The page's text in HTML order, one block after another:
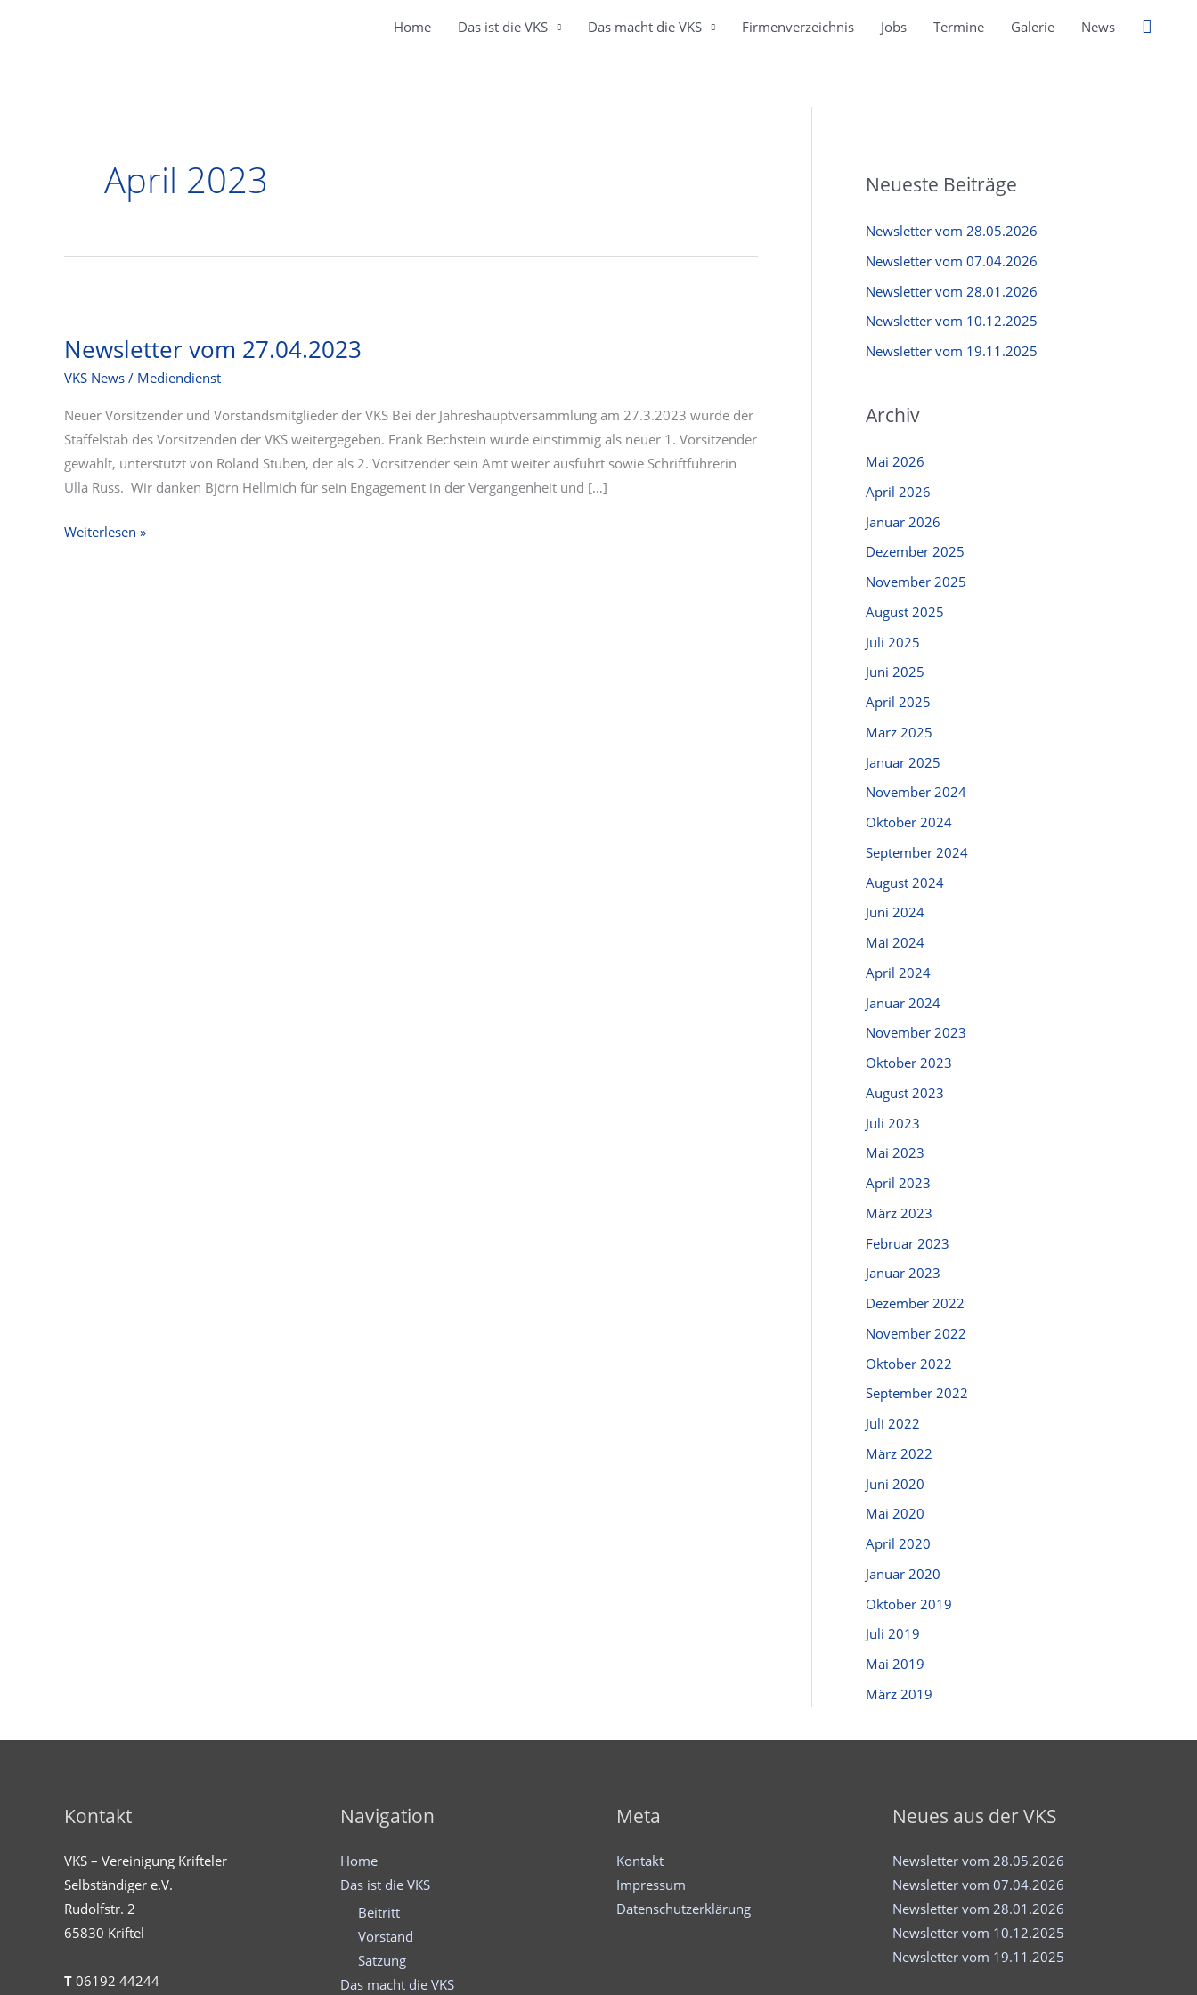
Home Das ist die VKS Das macht die VKS Firmenverzeichnis Jobs Termine Galerie News
April 2023
Newsletter vom 27.04.2023
VKS News / Mediendienst
Neuer Vorsitzender und Vorstandsmitglieder der VKS Bei der Jahreshauptversammlung am 27.3.2023 wurde der
Staffelstab des Vorsitzenden der VKS weitergegeben. Frank Bechstein wurde einstimmig als neuer 1. Vorsitzender
gewählt, unterstützt von Roland Stüben, der als 2. Vorsitzender sein Amt weiter ausführt sowie Schriftführerin
Ulla Russ. Wir danken Björn Hellmich für sein Engagement in der Vergangenheit und […]
Newsletter
27.04.2023
Weiterlesen »
Neueste Beiträge
Newsletter vom 28.05.2026
Newsletter vom 07.04.2026
Newsletter vom 28.01.2026
Newsletter vom 10.12.2025
Newsletter vom 19.11.2025
Archiv
Mai 2026
April 2026
Januar 2026
Dezember 2025
November 2025
August 2025
Juli 2025
Juni 2025
April 2025
März 2025
Januar 2025
November 2024
Oktober 2024
September 2024
August 2024
Juni 2024
Mai 2024
April 2024
Januar 2024
November 2023
Oktober 2023
August 2023
Juli 2023
Mai 2023
April 2023
März 2023
Februar 2023
Januar 2023
Dezember 2022
November 2022
Oktober 2022
September 2022
Juli 2022
März 2022
Juni 2020
Mai 2020
April 2020
Januar 2020
Oktober 2019
Juli 2019
Mai 2019
März 2019
Kontakt
VKS – Vereinigung Krifteler
Selbständiger e.V.
Rudolfstr. 2
65830 Kriftel
T 06192 44244
Navigation
Home
Das ist die VKS
Beitritt
Vorstand
Satzung
Das macht die VKS
Meta
Kontakt
Impressum
Datenschutzerklärung
Neues aus der VKS
Newsletter vom 28.05.2026
Newsletter vom 07.04.2026
Newsletter vom 28.01.2026
Newsletter vom 10.12.2025
Newsletter vom 19.11.2025